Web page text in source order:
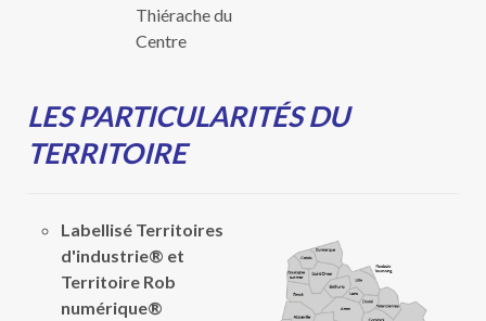
Thiérache du
Centre
LES PARTICULARITÉS DU
TERRITOIRE
Labellisé Territoires
d'industrie® et
Territoire Rob
numérique®